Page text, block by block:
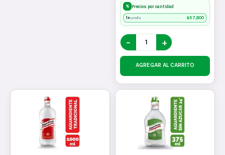
% Precios por cantidad
1+unds $57,800
− +
AGREGAR AL CARRITO